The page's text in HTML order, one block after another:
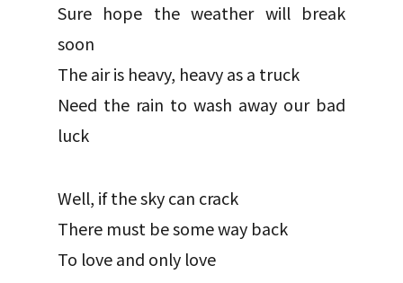
Sure hope the weather will break
soon
The air is heavy, heavy as a truck
Need the rain to wash away our bad
luck
Well, if the sky can crack
There must be some way back
To love and only love